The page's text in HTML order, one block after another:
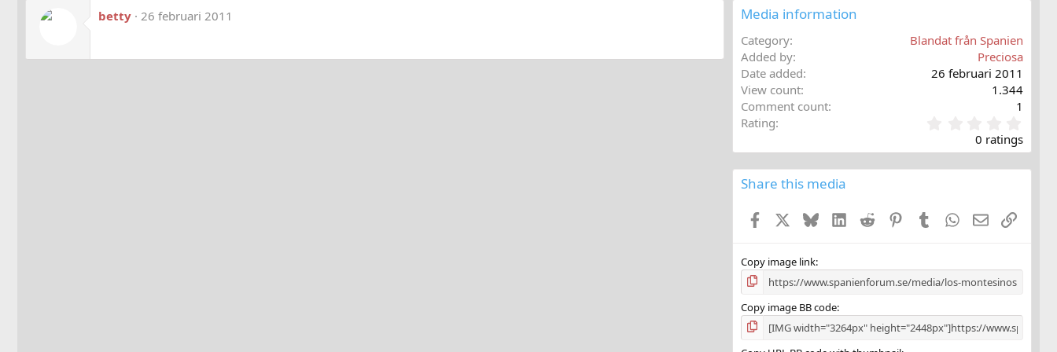
betty 26 februari 2011 Media information
Category
Blandat från Spanien
Added by
Preciosa
Date added
26 februari 2011
View count
1.344
Comment count
1
Rating
,
0
0 ratings
Share this media
Facebook BlueskyLinkedInReddit PinterestTumblrWhatsApp
E-postLänk
Copy image link
Copy image BB code